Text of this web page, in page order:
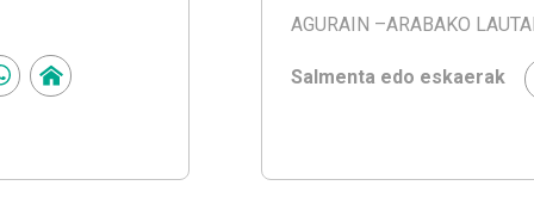
AGURAIN –ARABAKO
Salmenta edo eskaerak